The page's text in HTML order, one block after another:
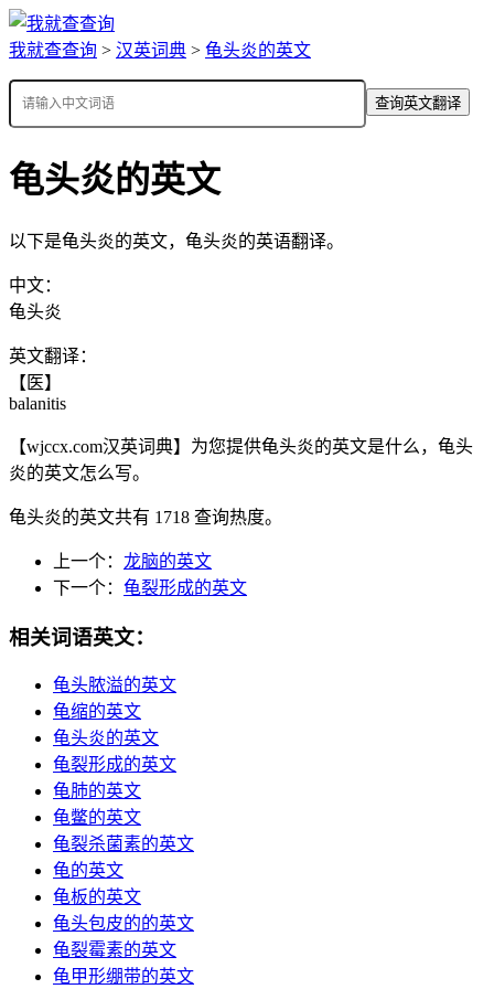
我就查查询 > 汉英词典 > 龟头炎的英文
查询英文翻译
龟头炎的英文
以下是龟头炎的英文，龟头炎的英语翻译。
中文：
龟头炎
英文翻译：
【医】
balanitis
【wjccx.com汉英词典】为您提供龟头炎的英文是什么，龟头
炎的英文怎么写。
龟头炎的英文共有 1718 查询热度。
上一个： 龙脑的英文
下一个： 龟裂形成的英文
相关词语英文：
龟头脓溢的英文
龟缩的英文
龟头炎的英文
龟裂形成的英文
龟肺的英文
龟鳖的英文
龟裂杀菌素的英文
龟的英文
龟板的英文
龟头包皮的的英文
龟裂霉素的英文
龟甲形绷带的英文